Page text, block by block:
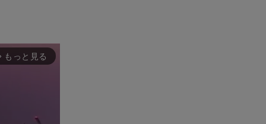
もっと見る